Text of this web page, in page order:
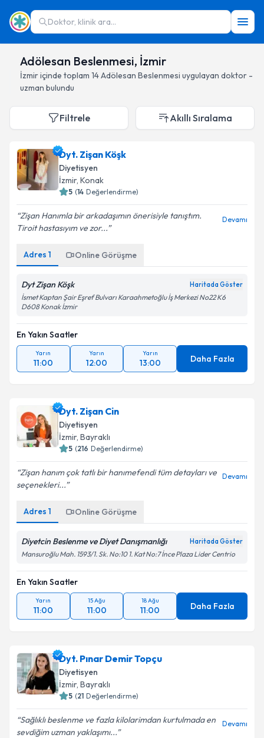
Doktor, klinik ara...
Adölesan Beslenmesi, İzmir
İzmiriçinde toplam 14Adölesan Beslenmesi uygulayan doktor -
uzman bulundu
Filtrele Akıllı Sıralama
Dyt. Zişan Köşk
Diyetisyen
İzmir, Konak
5 (14 Değerlendirme)
Zişan Hanımla bir arkadaşımın önerisiyle tanıştım.
Tiroit hastasıyım ve zor...
Devamı
Adres 1 Online Görüşme
Dyt Zişan Köşk Haritada Göster
İsmet Kaptan Şair Eşref Bulvarı Karaahmetoğlu İş Merkezi No22 K6
D608 Konak İzmir
En Yakın Saatler
Yarın
11:00
Yarın
12:00
Yarın
13:00 Daha Fazla
Dyt. Zişan Cin
Diyetisyen
İzmir, Bayraklı
5 (216 Değerlendirme)
Zişan hanım çok tatlı bir hanımefendi tüm detayları ve
seçenekleri...
Devamı
Adres 1 Online Görüşme
Diyetcin Beslenme ve Diyet Danışmanlığı Haritada Göster
Mansuroğlu Mah. 1593/1. Sk. No:10 1. Kat No:7 İnce Plaza Lider Centrio
En Yakın Saatler
Yarın
11:00
15 Ağu
11:00
18 Ağu
11:00 Daha Fazla
Dyt. Pınar Demir Topçu
Diyetisyen
İzmir, Bayraklı
5 (21 Değerlendirme)
Sağlıklı beslenme ve fazla kilolarimdan kurtulmada en
sevdiğim uzman yaklaşımı...
Devamı